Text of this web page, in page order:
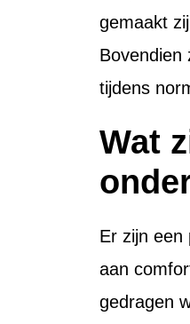
gemaakt
Bovendien
tijdens
Wat
Er zijn een
aan
gedragen